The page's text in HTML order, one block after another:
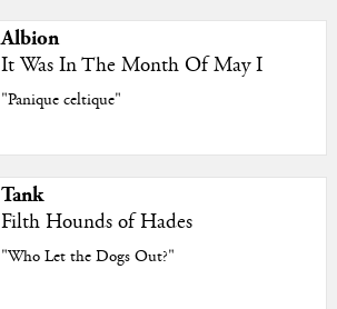
Albion
It Was In The Month Of May I
"Panique celtique"
Tank
Filth Hounds of Hades
"Who Let the Dogs Out?"